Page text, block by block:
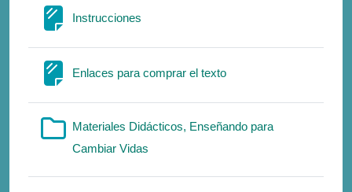
Instrucciones
Enlaces para comprar el textoΣελίδα
Materiales Didácticos, Enseñando para
Cambiar Vidas